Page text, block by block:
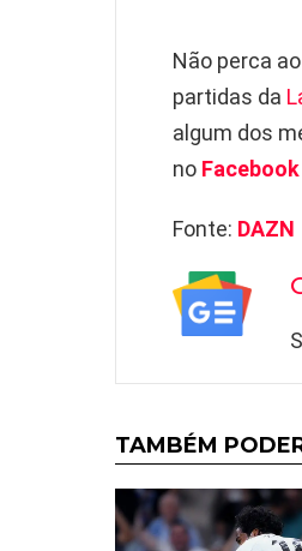
Não perca
partidas da
algum dos
no
Fonte: DAZN
TAMBÉM